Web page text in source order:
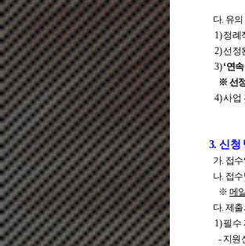
다. 유
1) 정례
2) 선정
3)‘연
※ 선정
4) 사업
3. 신청
가. 접수
나. 접
※ 메
다. 제
1) 필수
- 지원